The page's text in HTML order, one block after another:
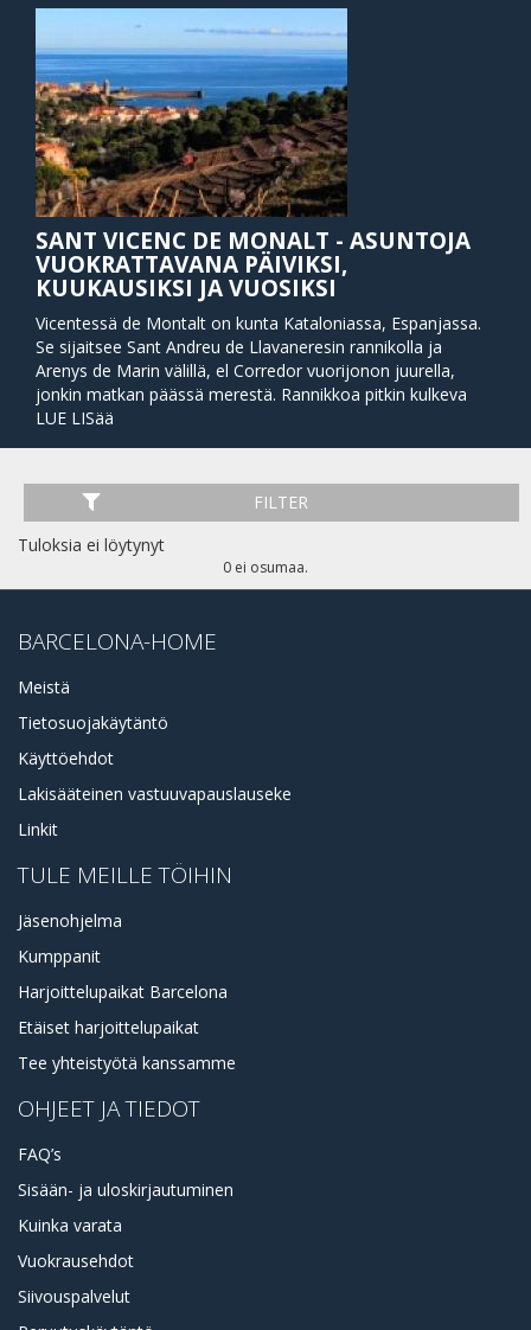
SANT VICENC DE MONALT - ASUNTOJA
VUOKRATTAVANA PÄIVIKSI,
KUUKAUSIKSI JA VUOSIKSI
Vicentessä de Montalt on kunta Kataloniassa, Espanjassa.
Se sijaitsee Sant Andreu de Llavaneresin rannikolla ja
Arenys de Marin välillä, el Corredor vuorijonon juurella,
jonkin matkan päässä merestä. Rannikkoa pitkin kulkeva
päätie liittyy kaupunkiin paikallistiehen. Kaupungista lähtee
LUE LISää
FILTER
Tuloksia ei löytynyt
0 ei osumaa.
BARCELONA-HOME
Meistä
Tietosuojakäytäntö
Käyttöehdot
Lakisääteinen vastuuvapauslauseke
Linkit
TULE MEILLE TÖIHIN
Jäsenohjelma
Kumppanit
Harjoittelupaikat Barcelona
Etäiset harjoittelupaikat
Tee yhteistyötä kanssamme
OHJEET JA TIEDOT
FAQ’s
Sisään- ja uloskirjautuminen
Kuinka varata
Vuokrausehdot
Siivouspalvelut